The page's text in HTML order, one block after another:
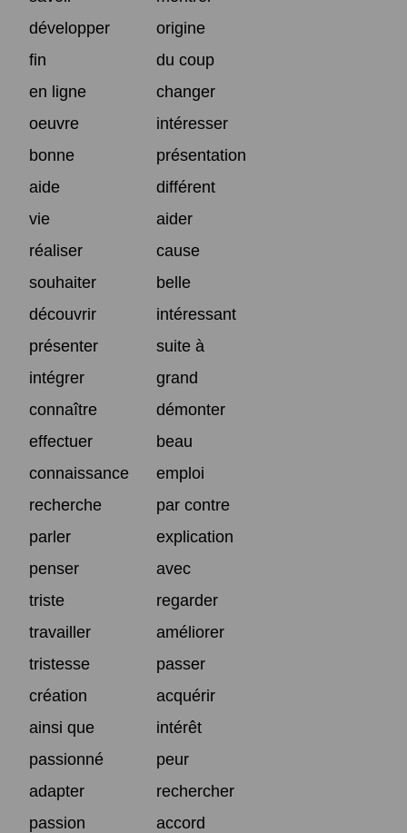
développer
origine
fin
du coup
en ligne
changer
oeuvre
intéresser
bonne
présentation
aide
différent
vie
aider
réaliser
cause
souhaiter
belle
découvrir
intéressant
présenter
suite à
intégrer
grand
connaître
démonter
effectuer
beau
connaissance
emploi
recherche
par contre
parler
explication
penser
avec
triste
regarder
travailler
améliorer
tristesse
passer
création
acquérir
ainsi que
intérêt
passionné
peur
adapter
rechercher
passion
accord